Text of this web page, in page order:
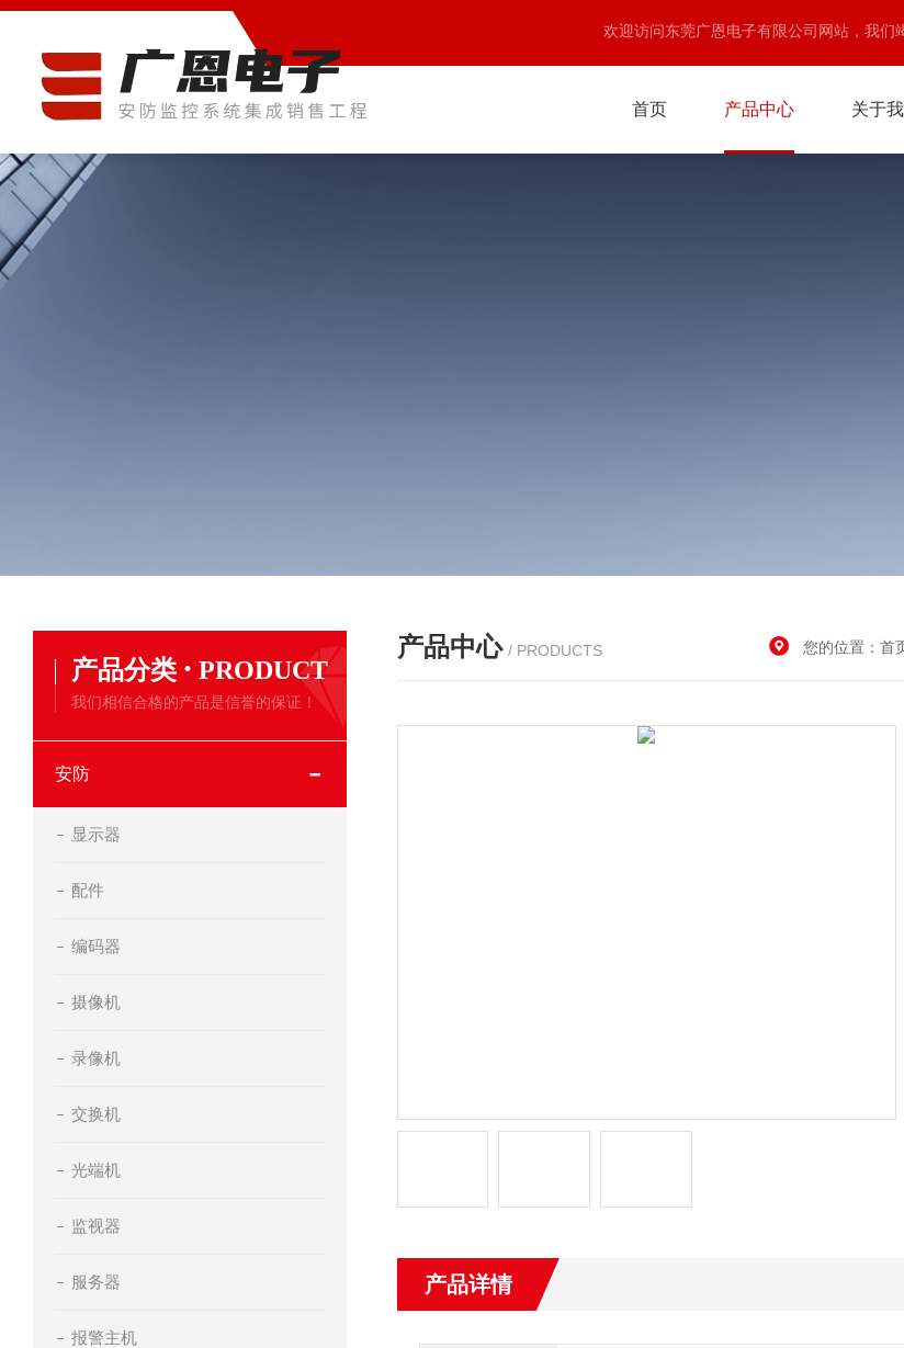
欢迎访问东莞广恩电子有限公司网站，我们
首页 产品中心 关于
产品分类 · PRODUCT
我们相信合格的产品是信誉的保证！
安防
显示器
配件
编码器
摄像机
录像机
交换机
光端机
监视器
服务器
报警主机
产品中心 / PRODUCTS 您的位置：首
产品详情